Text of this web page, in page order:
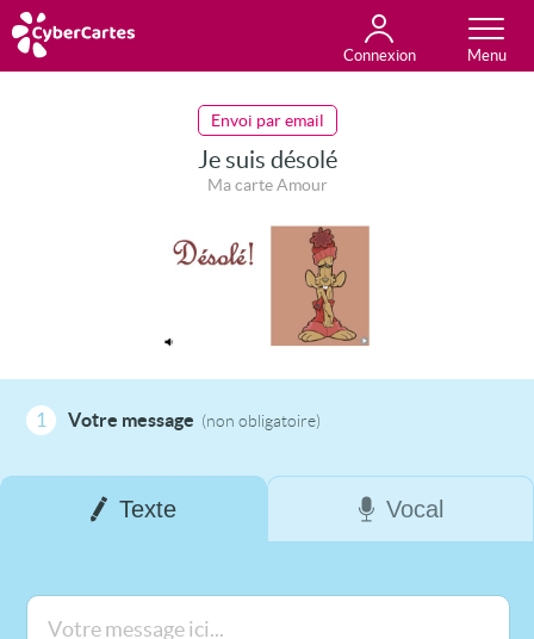
Connexion
Toutes les cartes
Envoi par email
Je suis désolé
Ma carte Amour
1 Votre message (non obligatoire)
Texte Vocal